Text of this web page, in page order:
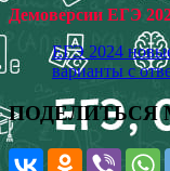
Демоверсии ЕГЭ
ЕГЭ 2024
варианты с
ПОДЕЛИТЬСЯ